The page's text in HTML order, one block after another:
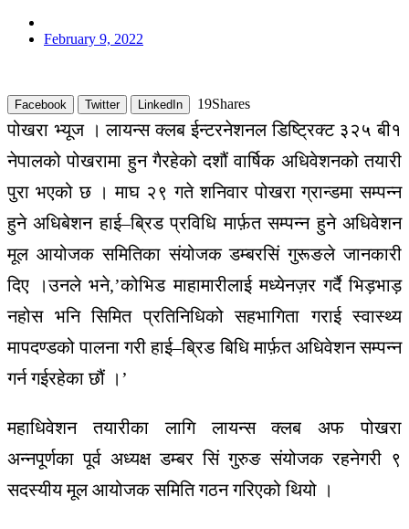
February 9, 2022
Facebook Twitter LinkedIn 19Shares
पोखरा भ्यूज । लायन्स क्लब ईन्टरनेशनल डिष्ट्रिक्ट ३२५ बी१
नेपालको पोखरामा हुन गैरहेको दशौं वार्षिक अधिवेशनको तयारी
पुरा भएको छ । माघ २९ गते शनिवार पोखरा ग्रान्डमा सम्पन्न
हुने अधिबेशन हाई–ब्रिडप्रविधि मार्फ़त सम्पन्न हुने अधिवेशन
मूल आयोजक समितिका संयोजक डम्बरसिं गुरूङले जानकारी
दिए
।उनले भने,’कोभिड माहामारीलाई मध्येनज़र गर्दै भिड़भाड़
नहोस भनि सिमित प्रतिनिधिको सहभागिता गराईस्वास्थ्य
मापदण्डको पालना गरी हाई–ब्रिड बिधि मार्फ़त अधिवेशन सम्पन्न
गर्न गईरहेका छौं । ’
महाधिवेशन तयारीका लागि लायन्स क्लब अफ
पोखरा
अन्नपूर्णका पूर्व अध्यक्ष डम्बर सिं गुरुङ संयोजक रहनेगरी ९
सदस्यीय मूल आयोजक समिति गठन गरिएको थियो ।